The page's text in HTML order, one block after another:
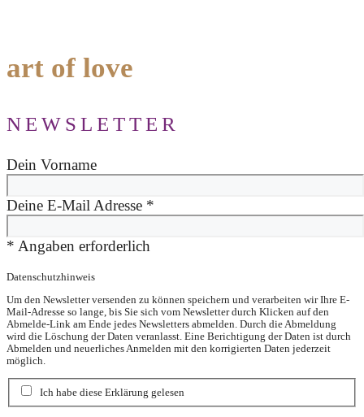
art of love
NEWSLETTER
Dein Vorname
Deine E-Mail Adresse *
* Angaben erforderlich
Datenschutzhinweis
Um den Newsletter versenden zu können speichern und verarbeiten wir Ihre E-
Mail-Adresse so lange, bis Sie sich vom Newsletter durch Klicken auf den
Abmelde-Link am Ende jedes Newsletters abmelden. Durch die Abmeldung
wird die Löschung der Daten veranlasst. Eine Berichtigung der Daten ist durch
Abmelden und neuerliches Anmelden mit den korrigierten Daten jederzeit
möglich.
Ich habe diese Erklärung gelesen